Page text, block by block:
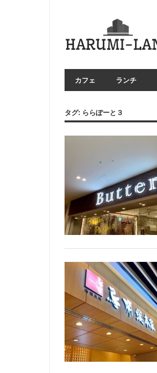
カフェ ランチ
タグ: ららぽーと３